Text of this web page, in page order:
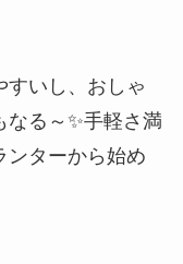
すいし、おしゃ
る～✨手軽さ満
ンターから始め